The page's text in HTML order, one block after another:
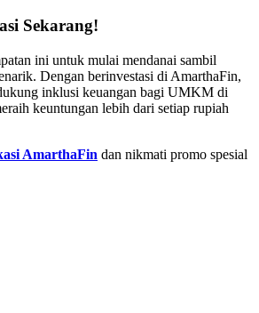
Sekarang!
ini untuk mulai mendanai sambil
Dengan berinvestasi di AmarthaFin,
inklusi keuangan bagi UMKM di
keuntungan lebih dari setiap rupiah
AmarthaFin dan nikmati promo spesial